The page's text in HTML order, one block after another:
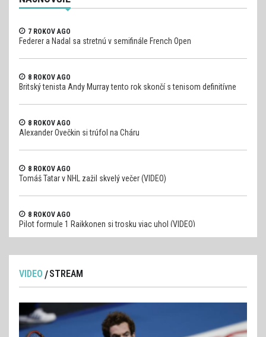
7 ROKOV AGO
Federer a Nadal sa stretnú v semifinále French Open
8 ROKOV AGO
Britský tenista Andy Murray tento rok skončí s tenisom definitívne
8 ROKOV AGO
Alexander Ovečkin si trúfol na Cháru
8 ROKOV AGO
Tomáš Tatar v NHL zažil skvelý večer (VIDEO)
8 ROKOV AGO
Pilot formule 1 Raikkonen si trosku viac uhol (VIDEO)
VIDEO STREAM